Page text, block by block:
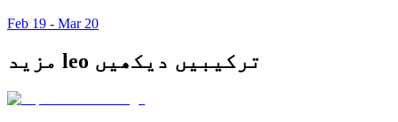
Feb 19 - Mar 20
مزید leo ترکیبیں دیکھیں